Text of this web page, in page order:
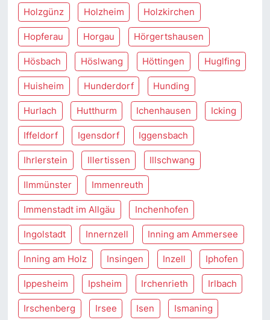
Holzgünz Holzheim Holzkirchen
Hopferau Horgau Hörgertshausen
Hösbach Höslwang Höttingen Huglfing
Huisheim Hunderdorf Hunding
Hurlach Hutthurm Ichenhausen Icking
Iffeldorf Igensdorf Iggensbach
Ihrlerstein Illertissen Illschwang
Ilmmünster Immenreuth
Immenstadt im Allgäu Inchenhofen
Ingolstadt Innernzell Inning am Ammersee
Inning am Holz Insingen Inzell Iphofen
Ippesheim Ipsheim Irchenrieth Irlbach
Irschenberg Irsee Isen Ismaning